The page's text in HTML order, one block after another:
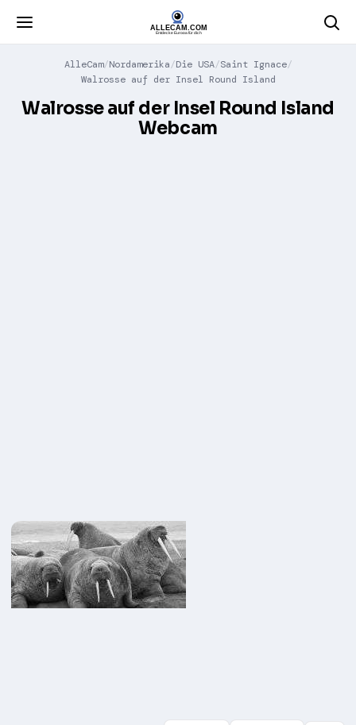
AlleCam Nordamerika Die USA Saint Ignace
Walrosse auf der Insel Round Island
Walrosse auf der Insel Round Island
Webcam